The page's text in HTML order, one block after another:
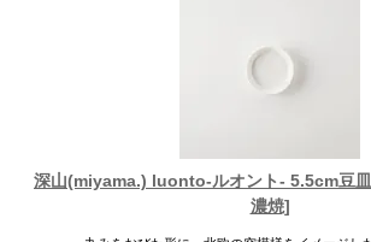
深山(miyama.) luonto-ルオント- 5.5cm豆
濃焼]